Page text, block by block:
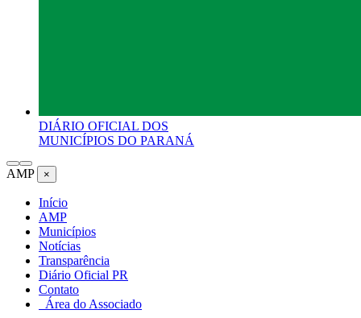
DIÁRIO OFICIAL DOS
MUNICÍPIOS DO PARANÁ
AMP ×
Início
AMP
Municípios
Notícias
Transparência
Diário Oficial PR
Contato
Área do Associado